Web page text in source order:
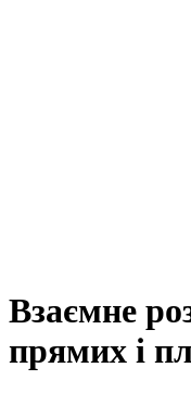
Взаємне
прямих і